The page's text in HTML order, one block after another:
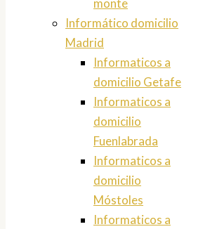
monte
Informático domicilio
Madrid
Informaticos a
domicilio Getafe
Informaticos a
domicilio
Fuenlabrada
Informaticos a
domicilio
Móstoles
Informaticos a